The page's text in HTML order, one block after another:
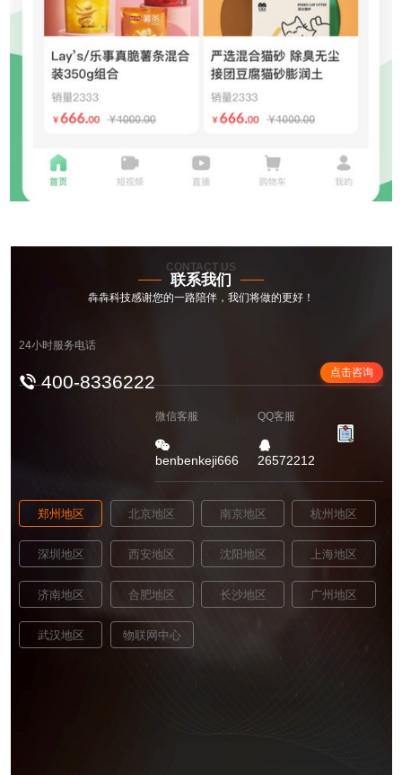
CONTACT US
联系我们
犇犇科技感谢您的一路陪伴，我们将做的更好！
24小时服务电话
400-8336222 点击咨询
微信客服
benbenkeji666
QQ客服
26572212
郑州地区 北京地区 南京地区 杭州地区
深圳地区 西安地区 沈阳地区 上海地区
济南地区 合肥地区 长沙地区 广州地区
武汉地区 物联网中心